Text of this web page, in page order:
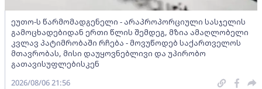
ეუთო-ს წარმომადგენელი - არაპროპორციული სასჯელის
გამოცხადებიდან ერთი წლის შემდეგ, მზია ამაღლობელი
კვლავ პატიმრობაში რჩება - მოვუწოდებ საქართველოს
მთავრობას, მისი დაუყოვნებლივი და უპირობო
გათავისუფლებისკენ
2026/08/06 21:56